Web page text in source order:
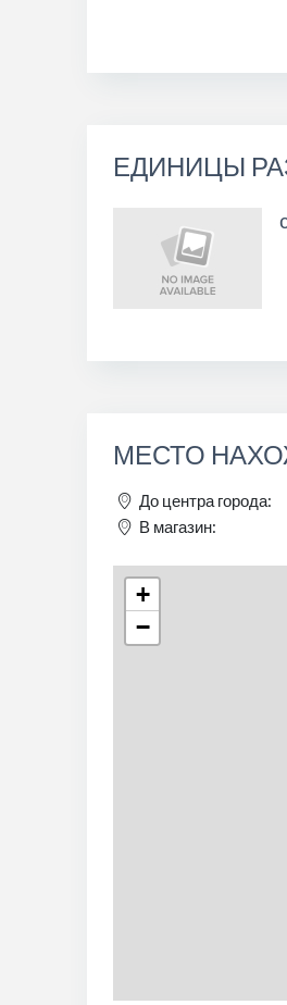
посетите нас и
ЕДИНИЦЫ
МЕСТО
До центра города:
В магазин:
+
−